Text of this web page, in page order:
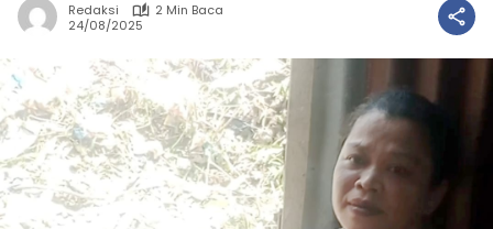
Redaksi
2 Min Baca
24/08/2025